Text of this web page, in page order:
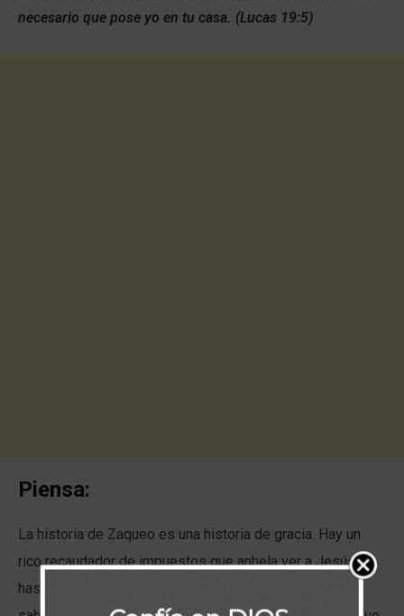
necesario que pose yo en tu casa. (Lucas 19:5)
Piensa:
La historia de Zaqueo es una historia de gracia. Hay un
rico recaudador de impuestos que anhela ver a Jesús,
hasta el punto de subir a un árbol. ¿Qué quería? ¿Para